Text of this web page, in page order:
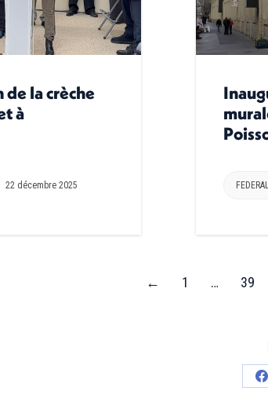
la crèche
à
22 décembre 2025
← 1 … 39